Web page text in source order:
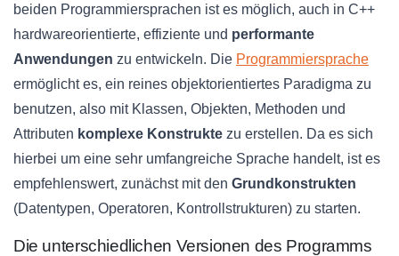
beiden Programmiersprachen ist es möglich, auch in C++
hardwareorientierte, effiziente und performante
Anwendungen zu entwickeln. Die Programmiersprache
ermöglicht es, ein reines objektorientiertes Paradigma zu
benutzen, also mit Klassen, Objekten, Methoden und
Attributen komplexe Konstrukte zu erstellen. Da es sich
hierbei um eine sehr umfangreiche Sprache handelt, ist es
empfehlenswert, zunächst mit den Grundkonstrukten
(Datentypen, Operatoren, Kontrollstrukturen) zu starten.
Die unterschiedlichen Versionen des Programms